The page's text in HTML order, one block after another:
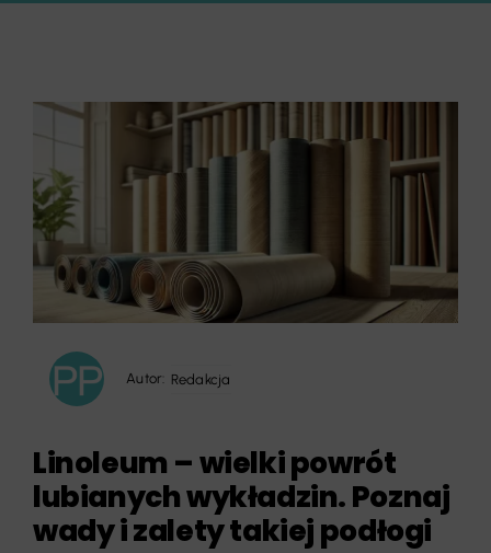
Autor: Redakcja
Linoleum – wielki powrót
lubianych wykładzin. Poznaj
wady i zalety takiej podłogi